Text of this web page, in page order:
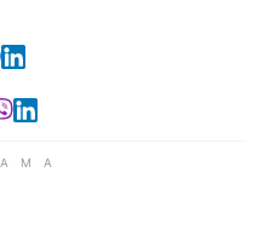
у Facebook
у Xу Viber
у Whatsapp
відправити у Messenger
відправити у LinkedIn
у Facebook
у X у Google news
Читайте у Viber
Читайте у LinkedIn